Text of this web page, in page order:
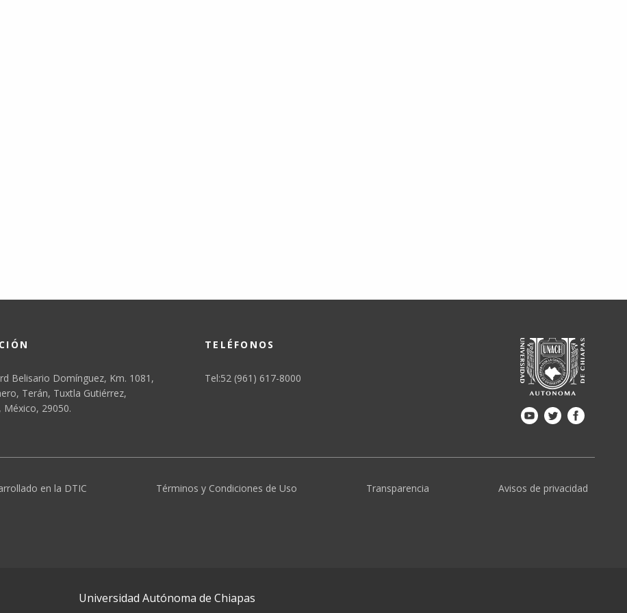
Belisario Domínguez, Km. 1081,
Terán, Tuxtla Gutiérrez,
México, 29050.
TELÉFONOS
Tel:52 (961) 617-8000
en la DTIC Términos y Condiciones de Uso Transparencia Avisos de privacidad
Universidad Autónoma de Chiapas